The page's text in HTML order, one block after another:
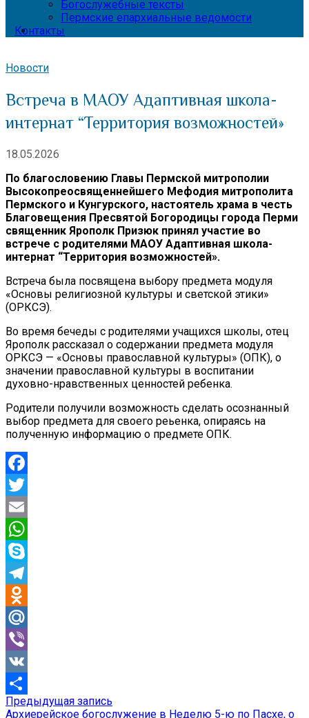
Богослужебные тексты
Пермские епархиальные ведомости
Контакты
Новости
Встреча в МАОУ Адаптивная школа-
интернат “Территория возможностей»
18.05.2026
По благословению Главы Пермской митрополии
Высокопреосвященнейшего Мефодия митрополита
Пермского и Кунгурского, настоятель храма в честь
Благовещения Пресвятой Богородицы города Перми
священник Ярополк Призюк принял участие во
встрече с родителями МАОУ Адаптивная школа-
интернат “Территория возможностей».
Встреча была посвящена выбору предмета модуля
«Основы религиозной культуры и светской этики»
(ОРКСЭ).
Во время бечеды с родителями учащихся школы, отец
Ярополк рассказал о содержании предмета модуля
ОРКСЭ — «Основы православной культуры» (ОПК), о
значении православной культуры в воспитании
духовно-нравственных ценностей ребенка.
Родители получили возможность сделать осознанный
выбор предмета для своего реьенка, опираясь на
полученную информацию о предмете ОПК.
Facebook
Twitter
Email
WhatsApp
Skype
Telegram
Odnoklassniki
Mail.Ru
Viber
VK
Отправить
Навигация
Предыдущая запись
запись:
Архиерейское богослужение в Неделю 5-ю по Пасхе, о